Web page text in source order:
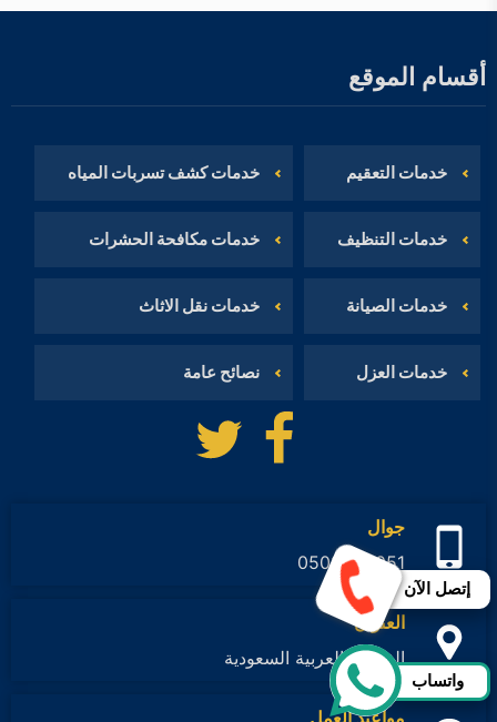
أقسام الموقع
خدمات التعقيم
خدمات التنظيف
خدمات الصيانة
خدمات العزل
خدمات كشف تسربات المياه
خدمات مكافحة الحشرات
خدمات نقل الاثاث
نصائح عامة
تابعنا
تابعنا
على
جوال
0502080051
العنوان
المملكة العربية السعودية
إتصل الآن
واتساب